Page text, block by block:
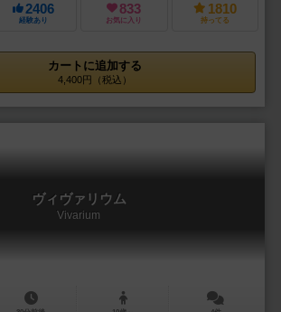
2406
経験あり
833
お気に入り
1810
持ってる
カートに追加する
4,400円（税込）
ヴィヴァリウム
Vivarium